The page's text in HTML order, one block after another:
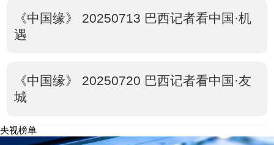
《中国缘》 20250713 巴西记者看中国·机
遇
《中国缘》 20250720 巴西记者看中国·友
城
央视榜单